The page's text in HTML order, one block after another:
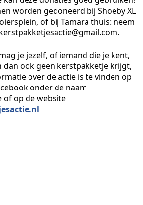
worden gedoneerd bij Shoeby XL
of bij Tamara thuis: neem
je jezelf, of iemand die je kent,
dan ook geen kerstpakketje krijgt,
over de actie is te vinden op
onder de naam
of op de website